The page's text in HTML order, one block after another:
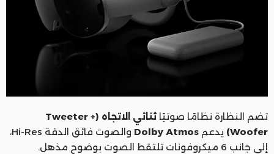
تضم النظارة نظامًا صوتيًا
ثنائي الاتجاه (Tweeter +
Woofer) يدعم Dolby Atmos
والصوت فائق الدقة Hi-Res،
إلى جانب 6 ميكروفونات تلتقط الصوت بوضوح مذهل.